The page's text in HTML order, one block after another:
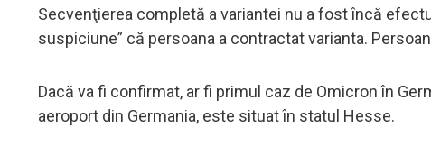
Secvenţierea completă a variantei nu a fost încă
suspiciune” că persoana a contractat varianta.
Dacă va fi confirmat, ar fi primul caz de Omicron în
aeroport din Germania, este situat în statul Hesse.